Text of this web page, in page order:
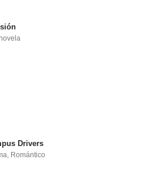
Drivers
, Romántico